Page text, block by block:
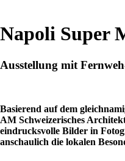
Napoli Super
Ausstellung mit
Basierend auf dem
AM Schweizerisches
eindrucksvolle Bilder in
anschaulich die lokalen